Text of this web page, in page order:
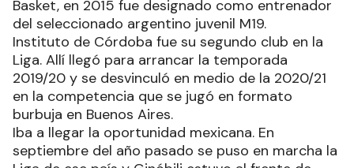
Basket, en 2015 fue designado como entrenador
del seleccionado argentino juvenil M19.
Instituto de Córdoba fue su segundo club en la
Liga. Allí llegó para arrancar la temporada
2019/20 y se desvinculó en medio de la 2020/21
en la competencia que se jugó en formato
burbuja en Buenos Aires.
Iba a llegar la oportunidad mexicana. En
septiembre del año pasado se puso en marcha la